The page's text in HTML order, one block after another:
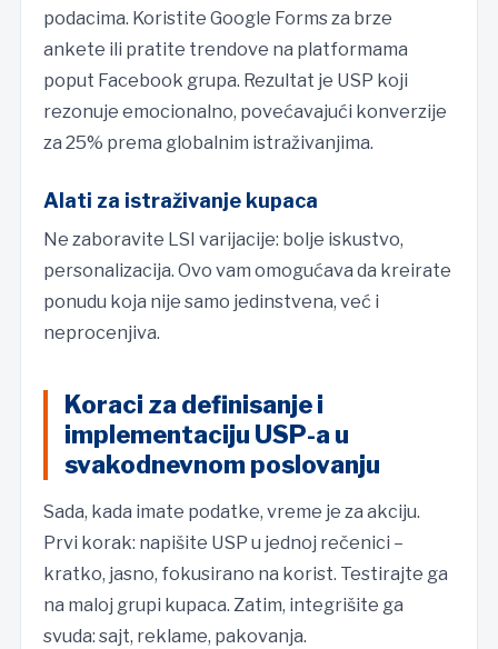
podacima. Koristite Google Forms za brze
ankete ili pratite trendove na platformama
poput Facebook grupa. Rezultat je USP koji
rezonuje emocionalno, povećavajući konverzije
za 25% prema globalnim istraživanjima.
Alati za istraživanje kupaca
Ne zaboravite LSI varijacije: bolje iskustvo,
personalizacija. Ovo vam omogućava da kreirate
ponudu koja nije samo jedinstvena, već i
neprocenjiva.
Koraci za definisanje i
implementaciju USP-a u
svakodnevnom poslovanju
Sada, kada imate podatke, vreme je za akciju.
Prvi korak: napišite USP u jednoj rečenici –
kratko, jasno, fokusirano na korist. Testirajte ga
na maloj grupi kupaca. Zatim, integrišite ga
svuda: sajt, reklame, pakovanja.